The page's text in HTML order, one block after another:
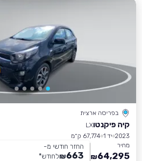
בפריסה ארצית
קיה פיקנטוLX
2023 יד 1
67,774 ק״מ
מחיר
64,295
₪
החזר חודשי מ-
663
₪לחודש*